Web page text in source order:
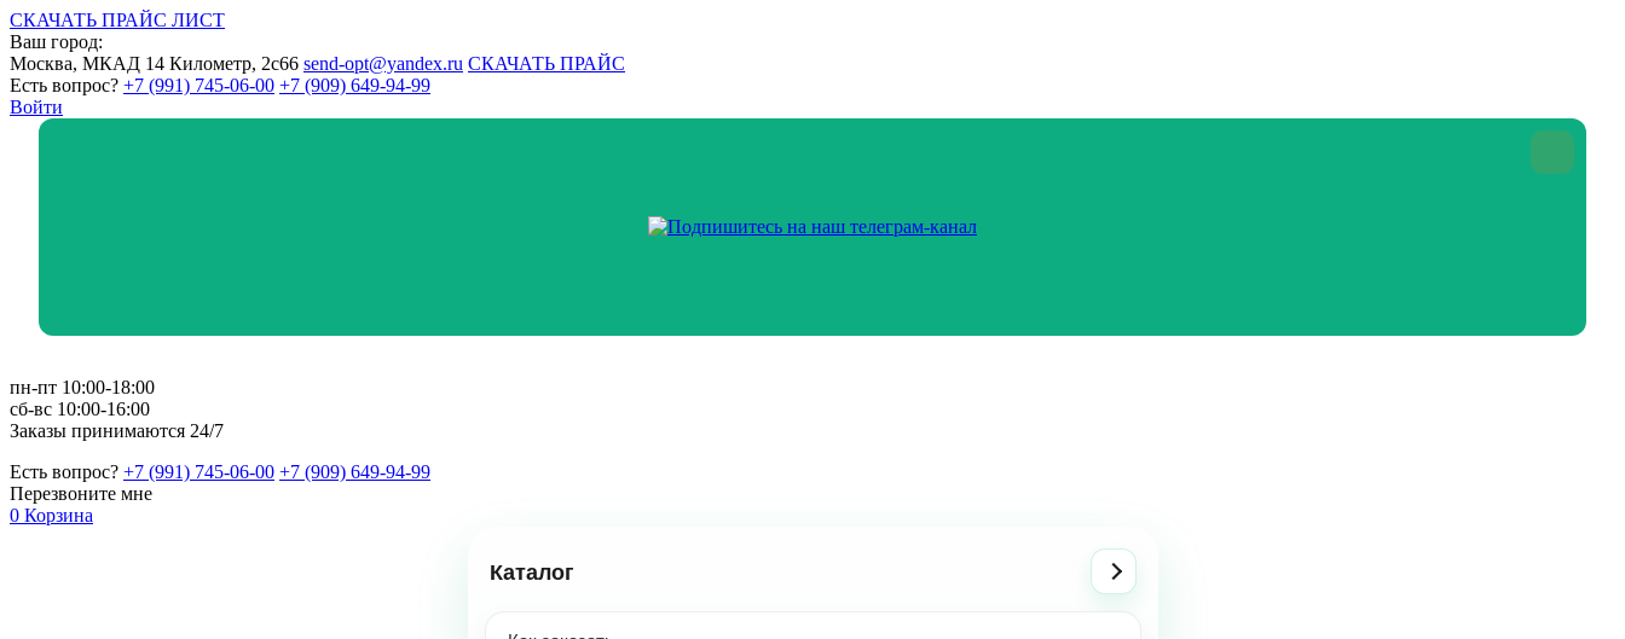
СКАЧАТЬ ПРАЙС ЛИСТ
Ваш город:
Москва, МКАД 14 Километр, 2с66 send-opt@yandex.ru СКАЧАТЬ ПРАЙС
Есть вопрос? +7 (991) 745-06-00 +7 (909) 649-94-99
Войти
пн-пт 10:00-18:00
сб-вс 10:00-16:00
Заказы принимаются 24/7
Есть вопрос? +7 (991) 745-06-00 +7 (909) 649-94-99
Перезвоните мне
0 Корзина
Каталог